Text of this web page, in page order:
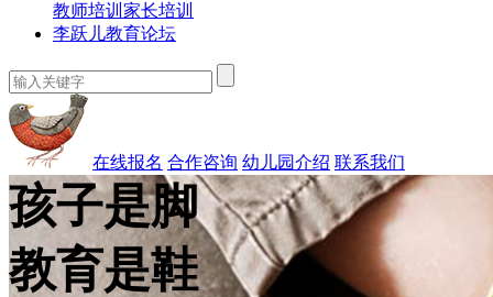
教师培训 家长培训
李跃儿教育论坛
在线报名 合作咨询 幼儿园介绍 联系我们
孩子是脚
教育是鞋